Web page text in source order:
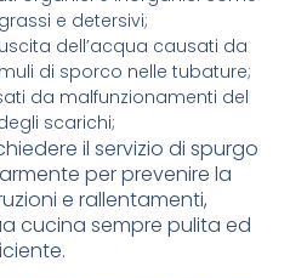
e detersivi;
dell’acqua causati da
di sporco nelle tubature;
da malfunzionamenti del
scarichi;
il servizio di spurgo
per prevenire la
e rallentamenti,
cucina sempre pulita ed